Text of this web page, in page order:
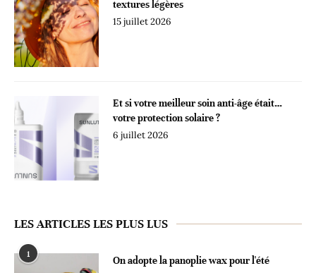
textures légères
15 juillet 2026
Et si votre meilleur soin anti-âge était…
votre protection solaire ?
6 juillet 2026
LES ARTICLES LES PLUS LUS
1
On adopte la panoplie wax pour l'été